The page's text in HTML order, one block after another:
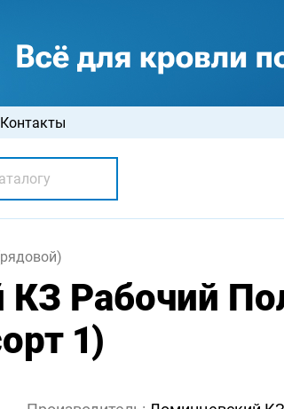
Контакты
КЗ Рабочий
1)